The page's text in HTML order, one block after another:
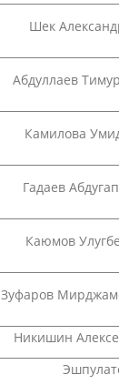
Шек
Абдуллаев
Камилова
Гадаев
Каюмов
Зуфаров
Никишин